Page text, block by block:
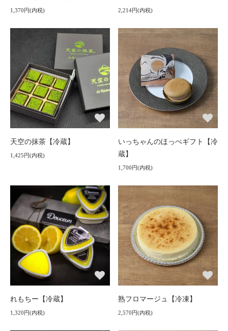
1,370円(内税) 2,214円(内税)
天空の抹茶【冷蔵】
1,425円(内税)
いっちゃんのほっぺギフト【冷
蔵】
1,700円(内税)
れもちー【冷蔵】
1,320円(内税)
熟フロマージュ【冷凍】
2,570円(内税)